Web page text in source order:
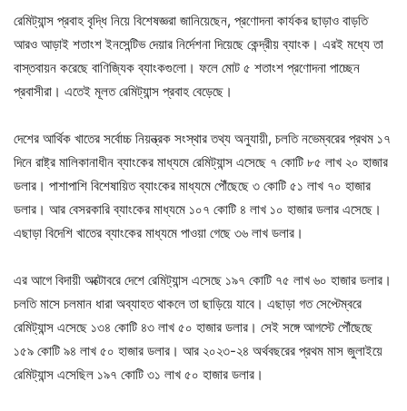
রেমিট্যান্স প্রবাহ বৃদ্ধি নিয়ে বিশেষজ্ঞরা জানিয়েছেন, প্রণোদনা কার্যকর ছাড়াও বাড়তি
আরও আড়াই শতাংশ ইনসেন্টিভ দেয়ার নির্দেশনা দিয়েছে কেন্দ্রীয় ব্যাংক। এরই মধ্যে তা
বাস্তবায়ন করেছে বাণিজ্যিক ব্যাংকগুলো। ফলে মোট ৫ শতাংশ প্রণোদনা পাচ্ছেন
প্রবাসীরা। এতেই মূলত রেমিট্যান্স প্রবাহ বেড়েছে।
দেশের আর্থিক খাতের সর্বোচ্চ নিয়ন্ত্রক সংস্থার তথ্য অনুযায়ী, চলতি নভেম্বরের প্রথম ১৭
দিনে রাষ্ট্র মালিকানাধীন ব্যাংকের মাধ্যমে রেমিট্যান্স এসেছে ৭ কোটি ৮৫ লাখ ২০ হাজার
ডলার। পাশাপাশি বিশেষায়িত ব্যাংকের মাধ্যমে পৌঁছেছে ৩ কোটি ৫১ লাখ ৭০ হাজার
ডলার। আর বেসরকারি ব্যাংকের মাধ্যমে ১০৭ কোটি ৪ লাখ ১০ হাজার ডলার এসেছে।
এছাড়া বিদেশি খাতের ব্যাংকের মাধ্যমে পাওয়া গেছে ৩৬ লাখ ডলার।
এর আগে বিদায়ী অক্টোবরে দেশে রেমিট্যান্স এসেছে ১৯৭ কোটি ৭৫ লাখ ৬০ হাজার ডলার।
চলতি মাসে চলমান ধারা অব্যাহত থাকলে তা ছাড়িয়ে যাবে। এছাড়া গত সেপ্টেম্বরে
রেমিট্যান্স এসেছে ১৩৪ কোটি ৪৩ লাখ ৫০ হাজার ডলার। সেই সঙ্গে আগস্টে পৌঁছেছে
১৫৯ কোটি ৯৪ লাখ ৫০ হাজার ডলার। আর ২০২৩-২৪ অর্থবছরের প্রথম মাস জুলাইয়ে
রেমিট্যান্স এসেছিল ১৯৭ কোটি ৩১ লাখ ৫০ হাজার ডলার।